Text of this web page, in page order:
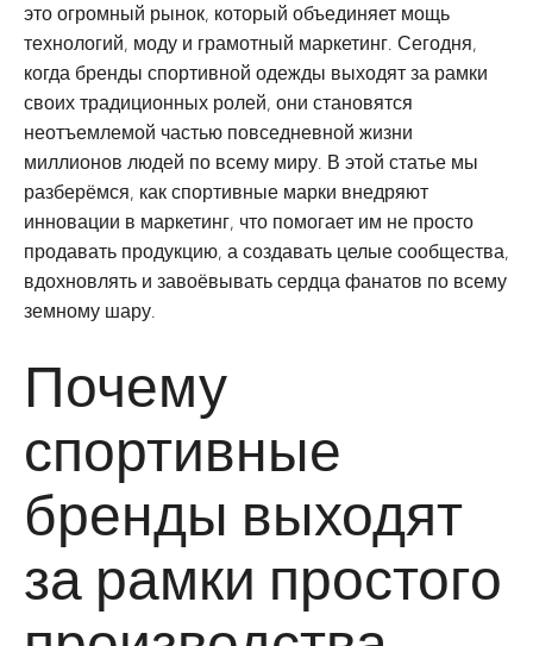
это огромный рынок, который объединяет мощь
технологий, моду и грамотный маркетинг. Сегодня,
когда бренды спортивной одежды выходят за рамки
своих традиционных ролей, они становятся
неотъемлемой частью повседневной жизни
миллионов людей по всему миру. В этой статье мы
разберёмся, как спортивные марки внедряют
инновации в маркетинг, что помогает им не просто
продавать продукцию, а создавать целые сообщества,
вдохновлять и завоёвывать сердца фанатов по всему
земному шару.
Почему
спортивные
бренды выходят
за рамки простого